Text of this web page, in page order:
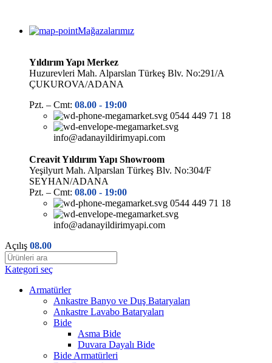
Mağazalarımız
Yıldırım Yapı Merkez
Huzurevleri Mah. Alparslan Türkeş Blv. No:291/A
ÇUKUROVA/ADANA
Pzt. – Cmt: 08.00 - 19:00
0544 449 71 18
info@adanayildirimyapi.com
Creavit Yıldırım Yapı Showroom
Yeşilyurt Mah. Alparslan Türkeş Blv. No:304/F
SEYHAN/ADANA
Pzt. – Cmt: 08.00 - 19:00
0544 449 71 18
info@adanayildirimyapi.com
Açılış 08.00
Kategori seç
Armatürler
Ankastre Banyo ve Duş Bataryaları
Ankastre Lavabo Bataryaları
Bide
Asma Bide
Duvara Dayalı Bide
Bide Armatürleri